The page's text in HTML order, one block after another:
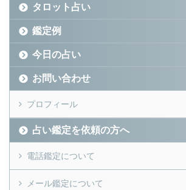
タロット占い
鑑定例
今日の占い
お問い合わせ
プロフィール
占い鑑定を依頼の方へ
電話鑑定について
メール鑑定について